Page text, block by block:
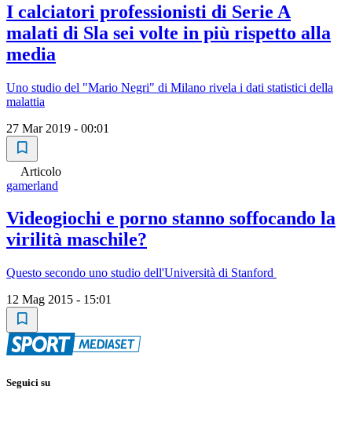
I calciatori professionisti di Serie A
malati di Sla sei volte in più rispetto alla
media
Uno studio del "Mario Negri" di Milano rivela i dati statistici della
malattia
27 Mar 2019 - 00:01
Articolo
gamerland
Videogiochi e porno stanno soffocando la
virilità maschile?
Questo secondo uno studio dell'Università di Stanford
12 Mag 2015 - 15:01
Seguici su